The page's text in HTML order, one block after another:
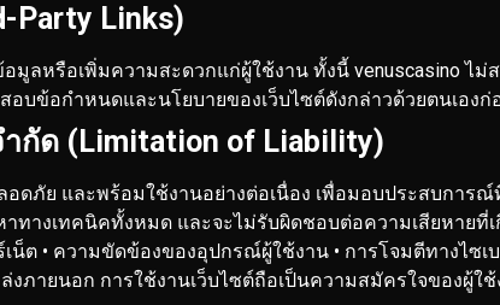
Party Links)
อมูลหรือเพิ่มความสะดวกแก่ผู้ใช้งาน ทั้งนี้ venuscasino ไ
บข้อกำหนดและนโยบายของเว็บไซต์ดังกล่าวด้วยตนเองก่
กัด (Limitation of Liability)
ดภัย และพร้อมใช้งานอย่างต่อเนื่อง เพื่อมอบประสบการ
างเทคนิคทั้งหมด และจะไม่รับผิดชอบต่อความเสียหายที่
น็ต • ความขัดข้องของอุปกรณ์ผู้ใช้งาน • การโจมตีทางไซ
งภายนอก การใช้งานเว็บไซต์ถือเป็นความสมัครใจของผู้ใ